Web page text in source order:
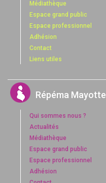
Médiathèque
Espace grand public
Espace professionnel
Adhésion
Contact
Liens utiles
Répéma Mayotte
Qui sommes nous ?
Actualités
Médiathèque
Espace grand public
Espace professionnel
Adhésion